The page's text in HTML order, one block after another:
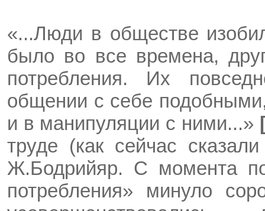
«...Люди в обществе
было во все времена,
потребления. Их
общении с себе
и в манипуляции с ними...»
труде (как сейчас
Ж.Бодрийяр. С момента
потребления» минуло